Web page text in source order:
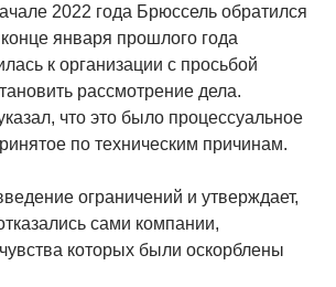
2022 года Брюссель обратился
января прошлого года
к организации с просьбой
рассмотрение дела.
что это было процессуальное
по техническим причинам.
ограничений и утверждает,
сами компании,
которых были оскорблены